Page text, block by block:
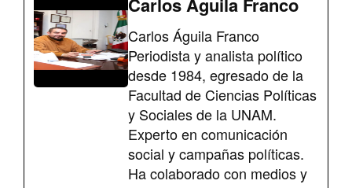
Carlos Águila Franco
Periodista y analista político
desde 1984, egresado de la
Facultad de Ciencias Políticas
y Sociales de la UNAM.
Experto en comunicación
social y campañas políticas.
Ha colaborado con medios y